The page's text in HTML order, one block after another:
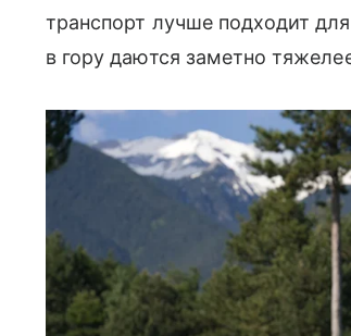
транспорт лучше подходит
в гору даются заметно